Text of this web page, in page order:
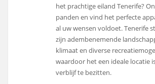
het prachtige eiland Tenerife?
panden en vind het perfecte
al uw wensen voldoet. Tenerife
zijn adembenemende
klimaat en diverse
waardoor het een ideale locatie
verblijf te bezitten.